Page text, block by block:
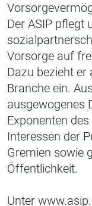
Der ASIP pflegt
Vorsorge auf
Dazu bezieht er
Branche ein.
ausgewogenes
Exponenten
Interessen der
Gremien sowie
Öffentlichkeit.
Unter